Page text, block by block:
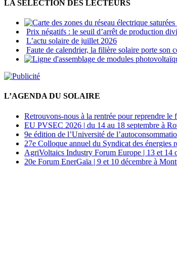
LA SELECTION DES LECTEURS
Prix négatifs : le seuil d’arrêt de production
L’actu solaire de juillet 2026
Faute de calendrier, la filière solaire porte son
L’AGENDA DU SOLAIRE
Retrouvons-nous à la rentrée pour reprendre le
EU PVSEC 2026 | du 14 au 18 septembre à
9e édition de l’Université de
27e Colloque annuel du Syndicat des énergies
AgriVoltaics Industry Forum Europe | 13 et 14
20e Forum EnerGaïa | 9 et 10 décembre à